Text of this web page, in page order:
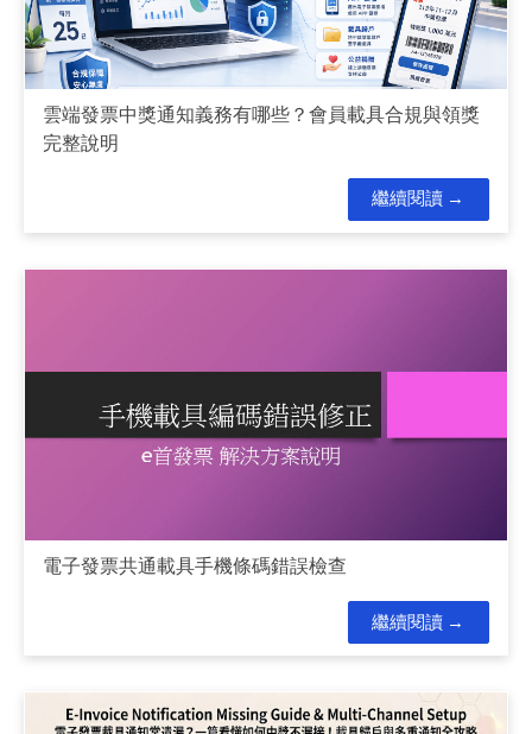
雲端發票中獎通知義務有哪些？會員載具合規與領獎
完整說明
繼續閱讀
電子發票共通載具手機條碼錯誤檢查
繼續閱讀